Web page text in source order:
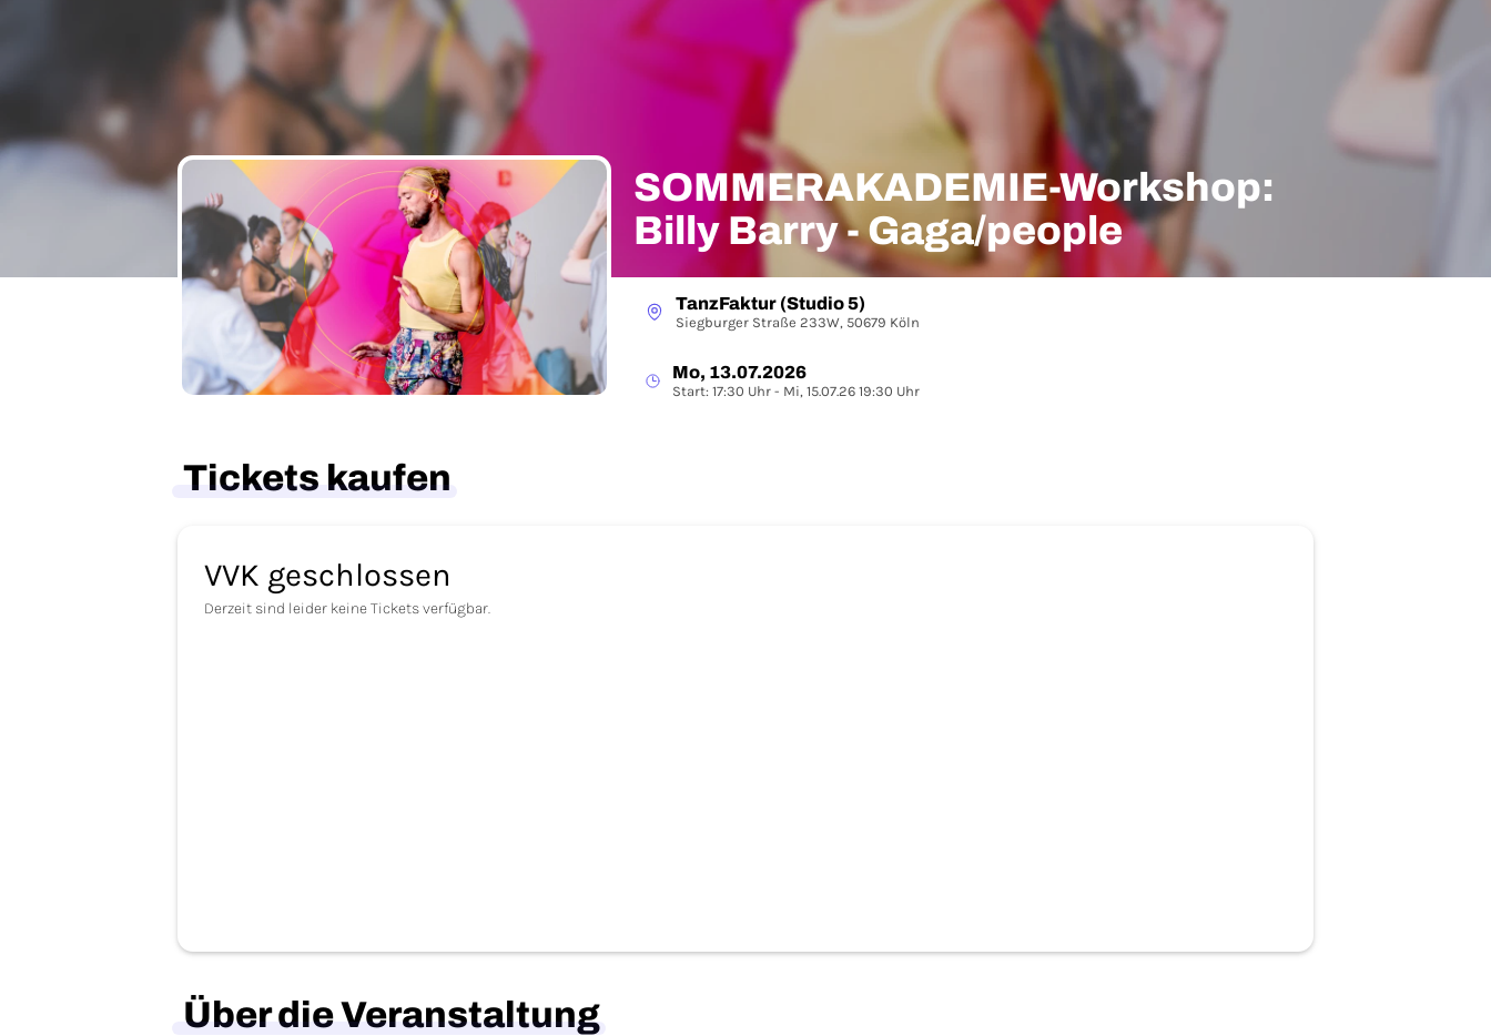
SOMMERAKADEMIE-Workshop:
Billy Barry - Gaga/people
TanzFaktur (Studio 5)
Siegburger Straße 233W, 50679 Köln
Mo, 13.07.2026
Start: 17:30 Uhr - Mi, 15.07.26 19:30 Uhr
Tickets kaufen
VVK geschlossen
Derzeit sind leider keine Tickets verfügbar.
Über die Veranstaltung